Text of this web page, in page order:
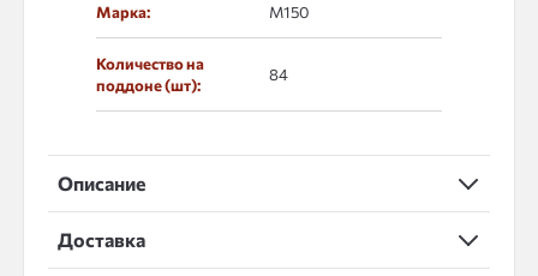
Марка: М150
Количество на
поддоне (шт):
84
Описание
Доставка